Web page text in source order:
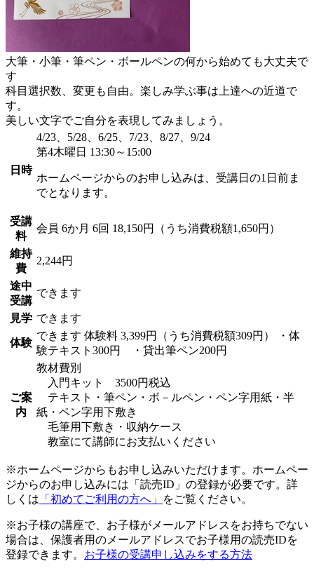
大筆・小筆・筆ペン・ボールペンの何から始めても大丈夫で
す
科目選択数、変更も自由。楽しみ学ぶ事は上達への近道で
す。
美しい文字でご自分を表現してみましょう。
日時
4/23、5/28、6/25、7/23、8/27、9/24
第4木曜日 13:30～15:00
ホームページからのお申し込みは、受講日の1日前ま
でとなります。
受講
料
会員 6か月 6回 18,150円（うち消費税額1,650円）
維持
費
2,244円
途中
受講
できます
見学 できます
体験
できます 体験料 3,399円（うち消費税額309円）
・体
験テキスト300円 ・貸出筆ペン200円
ご案
内
教材費別
入門キット 3500円税込
テキスト・筆ペン・ボ－ルペン・ペン字用紙・半
紙・ペン字用下敷き
毛筆用下敷き・収納ケース
教室にて講師にお支払いください
※ホームページからもお申し込みいただけます。ホームペー
ジからのお申し込みには「読売ID」の登録が必要です。詳
しくは 「初めてご利用の方へ」 をご覧ください。
※お子様の講座で、お子様がメールアドレスをお持ちでない
場合は、保護者用のメールアドレスでお子様用の読売IDを
登録できます。 お子様の受講申し込みをする方法